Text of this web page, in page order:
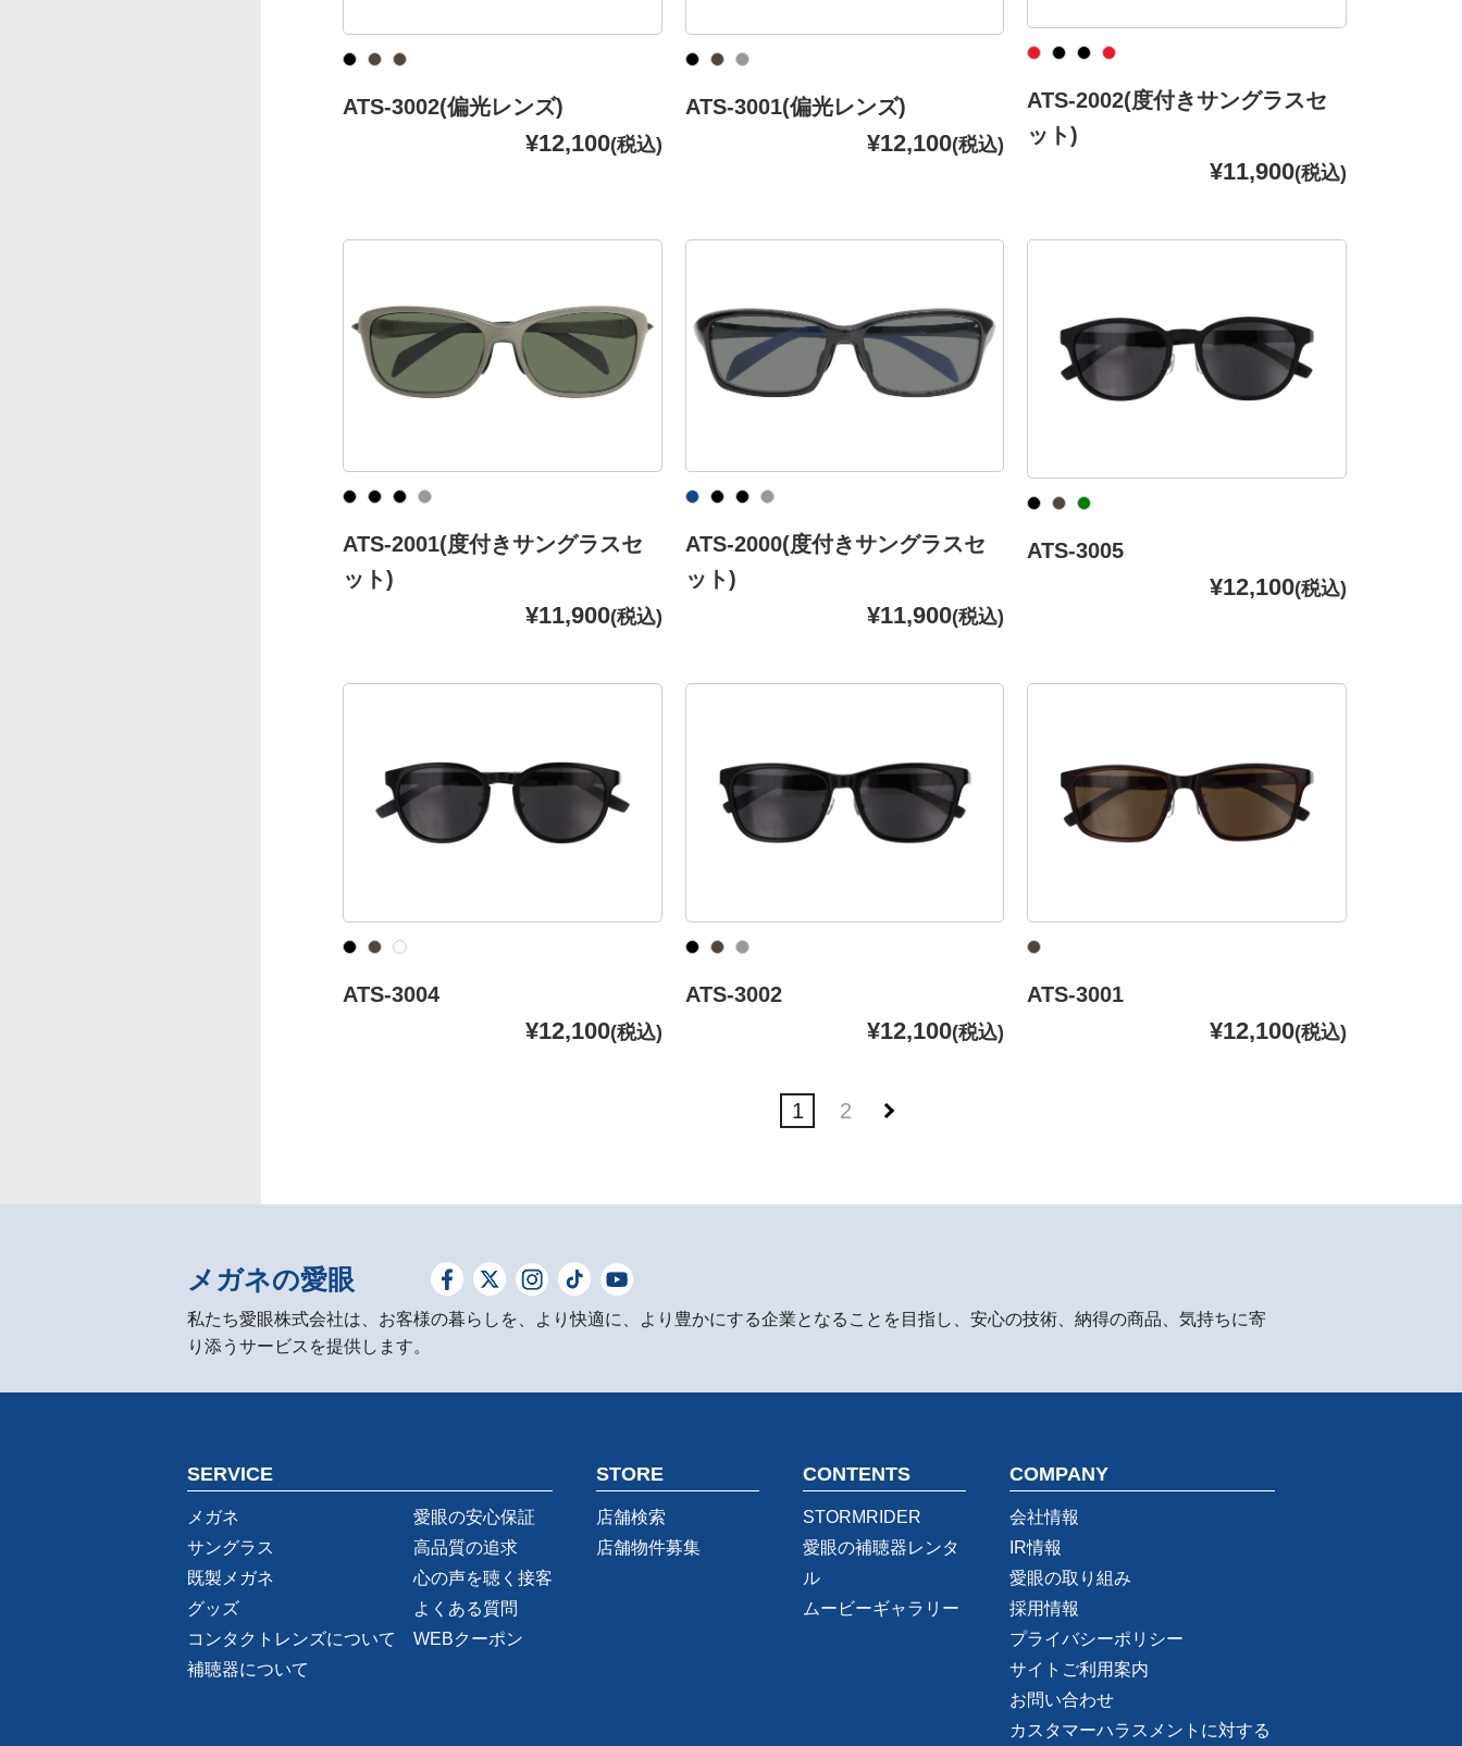
ATS-3002(偏光レンズ)
¥12,100(税込)
ATS-3001(偏光レンズ)
¥12,100(税込)
ATS-2002(度付きサングラスセ
ット)
¥11,900(税込)
ATS-2001(度付きサングラスセ
ット)
¥11,900(税込)
ATS-2000(度付きサングラスセ
ット)
¥11,900(税込)
ATS-3005
¥12,100(税込)
ATS-3004
¥12,100(税込)
ATS-3002
¥12,100(税込)
ATS-3001
¥12,100(税込)
1 2
メガネの愛眼
私たち愛眼株式会社は、お客様の暮らしを、より快適に、より豊かにする企業となることを目指し、安心の技術、納得の商品、気持ちに寄
り添うサービスを提供します。
SERVICE
メガネ
サングラス
既製メガネ
グッズ
コンタクトレンズについて
補聴器について
愛眼の安心保証
高品質の追求
心の声を聴く接客
よくある質問
WEBクーポン
STORE
店舗検索
店舗物件募集
CONTENTS
STORMRIDER
愛眼の補聴器レンタ
ル
ムービーギャラリー
COMPANY
会社情報
IR情報
愛眼の取り組み
採用情報
プライバシーポリシー
サイトご利用案内
お問い合わせ
カスタマーハラスメントに対する